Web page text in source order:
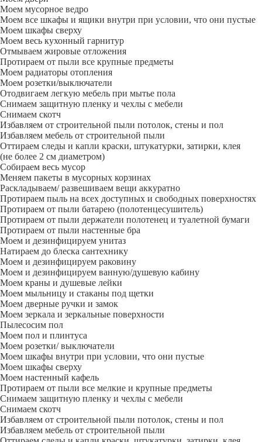
Моем мусорное ведро
Моем все шкафы и ящики внутри при условии, что они пустые
Моем шкафы сверху
Моем весь кухонный гарнитур
Отмываем жировые отложения
Протираем от пыли все крупные предметы
Моем радиаторы отопления
Моем розетки/выключатели
Отодвигаем легкую мебель при мытье пола
Снимаем защитную пленку и чехлы с мебели
Снимаем скотч
Избавляем от строительной пыли потолок, стены и пол
Избавляем мебель от строительной пыли
Оттираем следы и капли краски, штукатурки, затирки, клея
(не более 2 см диаметром)
Собираем весь мусор
Меняем пакеты в мусорных корзинах
Раскладываем/ развешиваем вещи аккуратно
Протираем пыль на всех доступных и свободных поверхностях
Протираем от пыли батарею (полотенцесушитель)
Протираем от пыли держатели полотенец и туалетной бумаги
Протираем от пыли настенные бра
Моем и дезинфицируем унитаз
Натираем до блеска сантехнику
Моем и дезинфицируем раковину
Моем и дезинфицируем ванную/душевую кабину
Моем краны и душевые лейки
Моем мыльницу и стаканы под щетки
Моем дверные ручки и замок
Моем зеркала и зеркальные поверхности
Пылесосим пол
Моем пол и плинтуса
Моем розетки/ выключатели
Моем шкафы внутри при условии, что они пустые
Моем шкафы сверху
Моем настенный кафель
Протираем от пыли все мелкие и крупные предметы
Снимаем защитную пленку и чехлы с мебели
Снимаем скотч
Избавляем от строительной пыли потолок, стены и пол
Избавляем мебель от строительной пыли